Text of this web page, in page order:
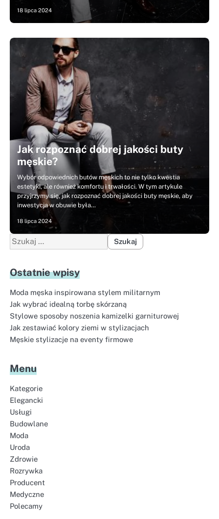
18 lipca 2024
Jak rozpoznać dobrej jakości buty
męskie?
Wybór odpowiednich butów męskich to nie tylko kwestia
estetyki, ale również komfortu i trwałości. W tym artykule
przyjrzymy się, jak rozpoznać dobrej jakości buty męskie, aby
inwestycja w obuwie była…
18 lipca 2024
Szukaj:
Ostatnie wpisy
Moda męska inspirowana stylem militarnym
Jak wybrać idealną torbę skórzaną
Stylowe sposoby noszenia kamizelki garniturowej
Jak zestawiać kolory ziemi w stylizacjach
Męskie stylizacje na eventy firmowe
Menu
Kategorie
Elegancki
Usługi
Budowlane
Moda
Uroda
Zdrowie
Rozrywka
Producent
Medyczne
Polecamy